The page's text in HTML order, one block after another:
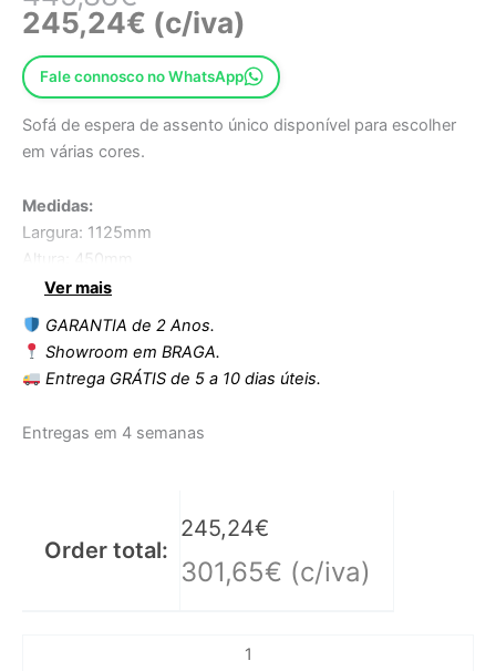
245,24€ (c/iva)
Fale connosco no WhatsApp
Sofá de espera de assento único disponível para escolher
em várias cores.
Medidas:
Largura: 1125mm
Altura: 450mm
Profundidade: 450mm
Ver mais
GARANTIA de 2 Anos.
Showroom em BRAGA.
Entrega GRÁTIS de 5 a 10 dias úteis.
Entregas em 4 semanas
Order total:
245,24€
301,65€ (c/iva)